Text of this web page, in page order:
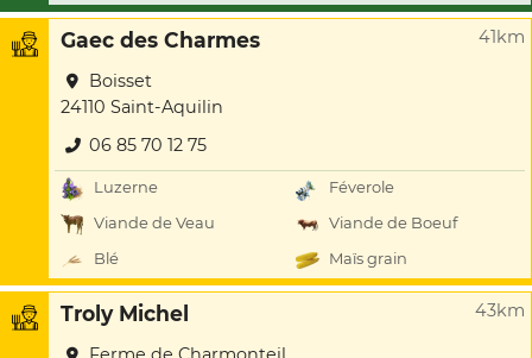
Gaec des Charmes 41km
Boisset
24110 Saint-Aquilin
06 85 70 12 75
Luzerne
Féverole
Viande de Veau
Viande de Boeuf
Blé
Maïs grain
Troly Michel 43km